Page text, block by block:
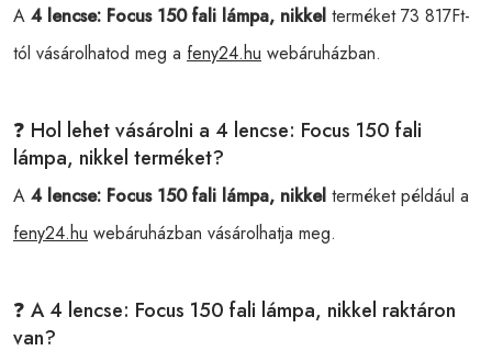
A 4 lencse: Focus 150 fali lámpa, nikkel terméket 73 817Ft-
tól vásárolhatod meg a feny24.hu webáruházban.
❓ Hol lehet vásárolni a 4 lencse: Focus 150 fali
lámpa, nikkel terméket?
A 4 lencse: Focus 150 fali lámpa, nikkel terméket például a
feny24.hu webáruházban vásárolhatja meg.
❓ A 4 lencse: Focus 150 fali lámpa, nikkel raktáron
van?